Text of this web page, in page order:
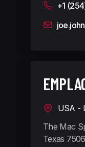
+1
USA -
The Mac
Texas